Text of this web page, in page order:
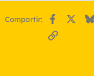
Compartir: Facebook
Enlace